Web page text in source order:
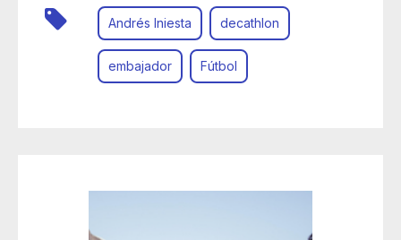
Andrés Iniesta decathlon
embajador Fútbol